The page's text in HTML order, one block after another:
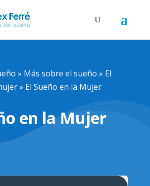
» Más sobre el sueño » El
» El Sueño en la Mujer
en la Mujer